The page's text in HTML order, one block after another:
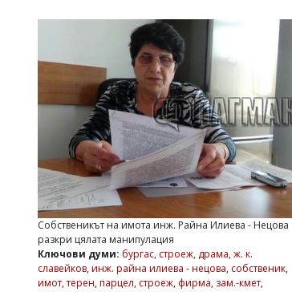
БИЗНЕС
Управители:
v.vasilev@flagman.bg
Касабова,
k.kassabova@flagman.bg
Главен
редактор:
office@flagman.bg
Собственикът на имота инж. Райна Илиева - Нецова
разкри цялата манипулация
Ключови думи: бургас, строеж, драма, ж. к.
славейков, инж. райна илиева - нецова, собственик,
имот,терен, парцел, строеж, фирма, зам.-кмет,